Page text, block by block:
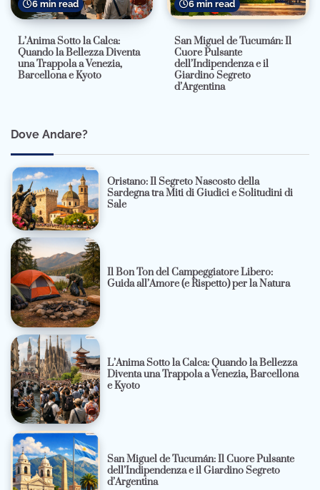
6 min read
L’Anima Sotto la Calca:
Quando la Bellezza Diventa
una Trappola a Venezia,
Barcellona e Kyoto
6 min read
San Miguel de Tucumán: Il
Cuore Pulsante
dell’Indipendenza e il
Giardino Segreto
d’Argentina
Dove Andare?
Oristano: Il Segreto Nascosto della
Sardegna tra Miti di Giudici e Solitudini di
Sale
Il Bon Ton del Campeggiatore Libero:
Guida all’Amore (e Rispetto) per la Natura
L’Anima Sotto la Calca: Quando la Bellezza
Diventa una Trappola a Venezia, Barcellona
e Kyoto
San Miguel de Tucumán: Il Cuore Pulsante
dell’Indipendenza e il Giardino Segreto
d’Argentina